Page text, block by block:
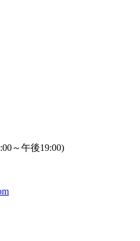
～午後19:00)